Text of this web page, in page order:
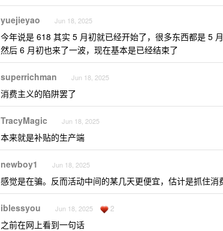
yuejieyao Jun 18, 2025
今年说是 618 其实 5 月初就已经开始了，很多东西都是 5
然后 6 月初也来了一波，现在基本是已经结束了
superrichman Jun 18, 2025
消费主义的陷阱罢了
TracyMagic Jun 18, 2025
本来就是补贴的生产端
newboy1 Jun 18, 2025
感觉是在骗。反而活动中间的某几天更便宜，估计是抓住
iblessyou Jun 18, 2025 2
之前在网上看到一句话